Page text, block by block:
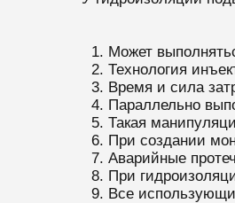
Может
Технология
Время и сила
Параллельно
Такая
При создании
Аварийные
При
Все